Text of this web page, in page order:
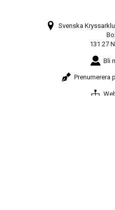
Svenska
131 27
Bli
Prenumerera